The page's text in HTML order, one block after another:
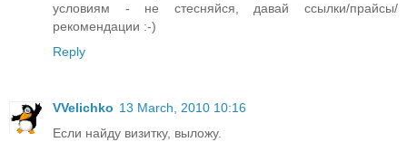
условиям - не стесняйся, давай ссылки/прайсы/
рекомендации :-)
Reply
VVelichko 13 March, 2010 10:16
Если найду визитку, выложу.